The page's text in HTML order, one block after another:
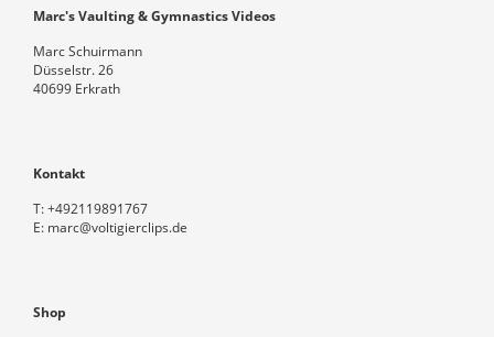
Marc's Vaulting & Gymnastics Videos
Marc Schuirmann
Düsselstr. 26
40699 Erkrath
Kontakt
T:+492119891767
E: marc@voltigierclips.de
Shop